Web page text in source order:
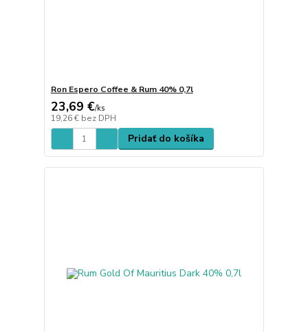
Ron Espero Coffee & Rum 40% 0,7l
23,69 €/ks
19,26 € bez DPH
Pridať do košíka